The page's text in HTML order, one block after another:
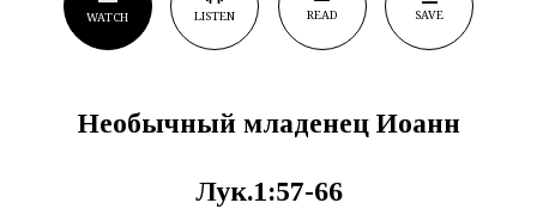
WATCH LISTEN READ SAVE
Необычный младенец Иоанн
Лук.1:57-66